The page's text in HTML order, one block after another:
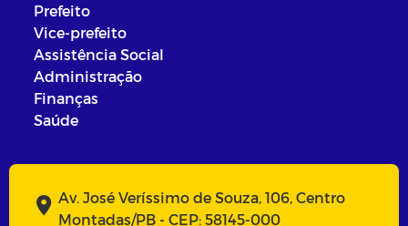
Prefeito
Vice-prefeito
Assistência Social
Administração
Finanças
Saúde
Av. José Veríssimo de Souza, 106, Centro
Montadas/PB - CEP: 58145-000